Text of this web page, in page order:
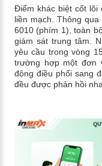
Điểm khác biệt cốt lõi
liền mạch. Thông
6010 (phím 1), toàn
giám sát trung tâm.
yêu cầu trong vòng
trường hợp một đơn
động điều phối sang
đều được phản hồi